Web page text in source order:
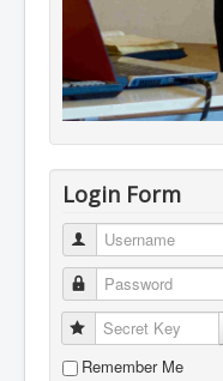
Login Form
Username
Password
Secret Key
Remember Me